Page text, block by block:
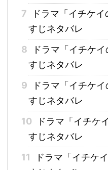
7
ドラマ「イチケ
すじネタバレ
8
ドラマ「イチケ
すじネタバレ
9
ドラマ「イチケ
すじネタバレ
10
ドラマ「イチケ
すじネタバレ
11
ドラマ「イチケ